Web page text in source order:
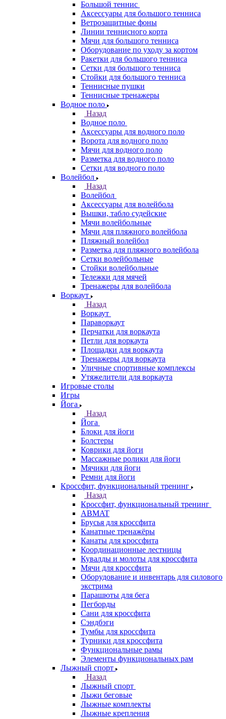
Большой теннис
Аксессуары для большого тенниса
Ветрозащитные фоны
Линии теннисного корта
Мячи для большого тенниса
Оборудование по уходу за кортом
Ракетки для большого тенниса
Сетки для большого тенниса
Стойки для большого тенниса
Теннисные пушки
Теннисные тренажеры
Водное поло
Назад
Водное поло
Аксессуары для водного поло
Ворота для водного поло
Мячи для водного поло
Разметка для водного поло
Сетки для водного поло
Волейбол
Назад
Волейбол
Аксессуары для волейбола
Вышки, табло судейские
Мячи волейбольные
Мячи для пляжного волейбола
Пляжный волейбол
Разметка для пляжного волейбола
Сетки волейбольные
Стойки волейбольные
Тележки для мячей
Тренажеры для волейбола
Воркаут
Назад
Воркаут
Параворкаут
Перчатки для воркаута
Петли для воркаута
Площадки для воркаута
Тренажеры для воркаута
Уличные спортивные комплексы
Утяжелители для воркаута
Игровые столы
Игры
Йога
Назад
Йога
Блоки для йоги
Болстеры
Коврики для йоги
Массажные ролики для йоги
Мячики для йоги
Ремни для йоги
Кроссфит, функциональный тренинг
Назад
Кроссфит, функциональный тренинг
ABMAT
Брусья для кроссфита
Канатные тренажёры
Канаты для кроссфита
Координационные лестницы
Кувалды и молоты для кроссфита
Мячи для кроссфита
Оборудование и инвентарь для силового
экстрима
Парашюты для бега
Пегборды
Сани для кроссфита
Сэндбэги
Тумбы для кроссфита
Турники для кроссфита
Функциональные рамы
Элементы функциональных рам
Лыжный спорт
Назад
Лыжный спорт
Лыжи беговые
Лыжные комплекты
Лыжные крепления